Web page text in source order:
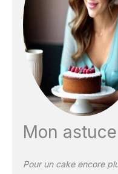
Mon
Pour un cake encore